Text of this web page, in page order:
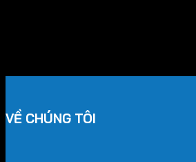
VỀ CHÚNG TÔI